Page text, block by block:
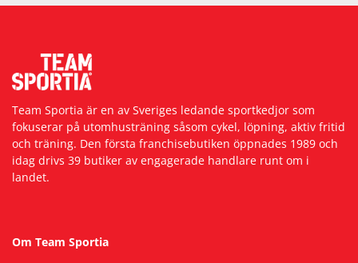
Team Sportia är en av Sveriges ledande sportkedjor som
fokuserar på utomhusträning såsom cykel, löpning, aktiv fritid
och träning. Den första franchisebutiken öppnades 1989 och
idag drivs 39 butiker av engagerade handlare runt om i
landet.
Om Team Sportia